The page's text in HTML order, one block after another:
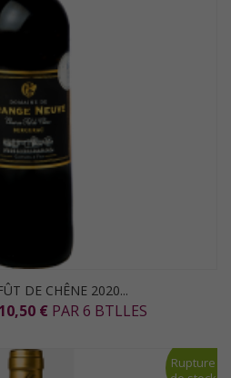
DE CHÊNE 2020...
10,50 € PAR 6 BTLLES
Rupture